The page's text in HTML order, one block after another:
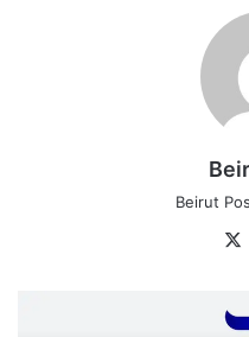
فيسبوك